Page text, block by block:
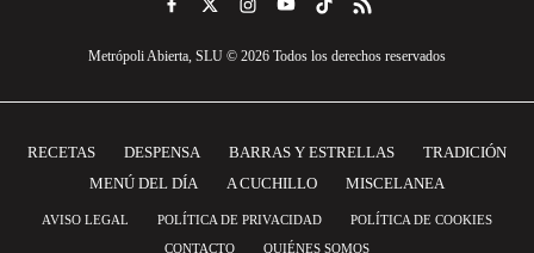
Metrópoli Abierta, SLU © 2026 Todos los derechos reservados
RECETAS DESPENSA BARRAS Y ESTRELLAS
TRADICIÓN
MENÚ DEL DÍA
A CUCHILLO MISCELANEA
AVISO LEGAL POLÍTICA DE PRIVACIDAD
POLÍTICA DE COOKIES
CONTACTO
QUIÉNES SOMOS